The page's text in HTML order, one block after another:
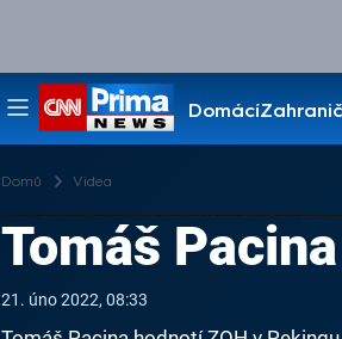
Domácí
Pořady
Domů Videa
Tomáš
21. úno 2022, 08:33